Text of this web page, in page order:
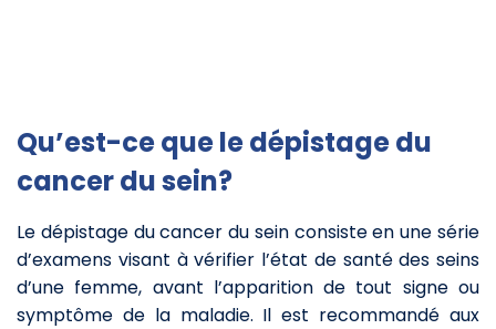
Qu’est-ce que le dépistage du
cancer du sein?
Le dépistage du cancer du sein consiste en une série
d’examens visant à vérifier l’état de santé des seins
d’une femme, avant l’apparition de tout signe ou
symptôme de la maladie. Il est recommandé aux